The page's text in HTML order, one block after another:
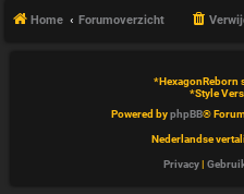
A Home Forumoverzicht
*HexagonReborn
*Style
Powered byphpBB®
Nederlandse
Privacy|